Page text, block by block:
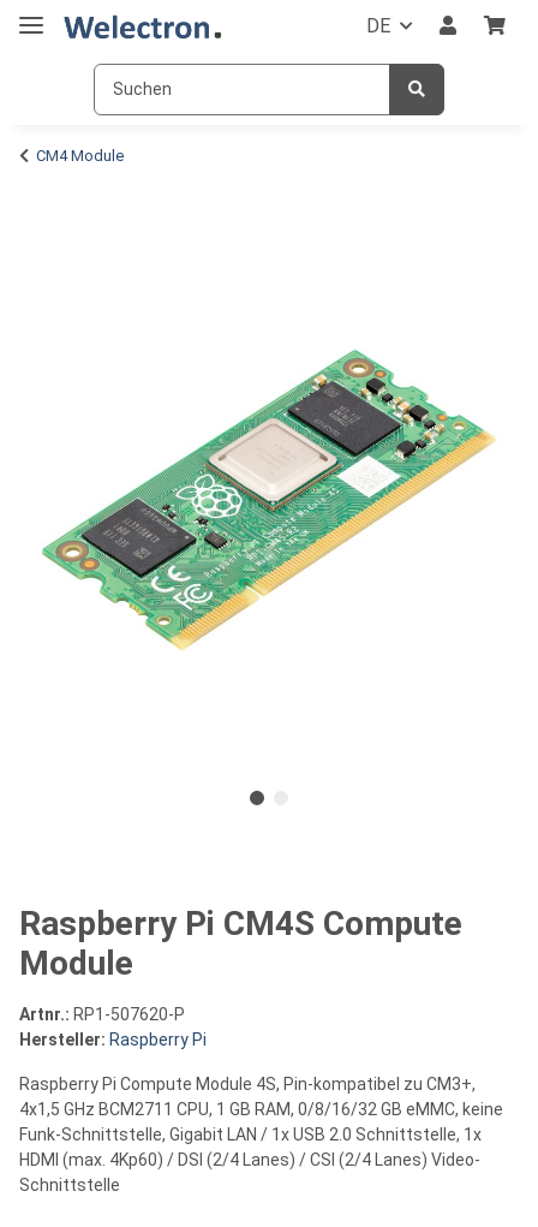
DE
CM4 Module
Raspberry Pi CM4S Compute
Module
Artnr.: RP1-507620-P
Hersteller: Raspberry Pi
Raspberry Pi Compute Module 4S, Pin-kompatibel zu CM3+,
4x1,5 GHz BCM2711 CPU, 1 GB RAM, 0/8/16/32 GB eMMC, keine
Funk-Schnittstelle, Gigabit LAN / 1x USB 2.0 Schnittstelle, 1x
HDMI (max. 4Kp60) / DSI (2/4 Lanes) / CSI (2/4 Lanes) Video-
Schnittstelle